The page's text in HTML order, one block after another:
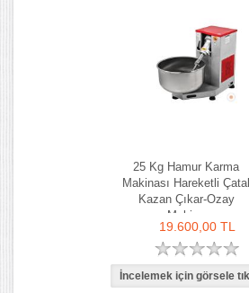
25 Kg Hamur Karma
Makinası Hareketli Çatal
Kazan Çıkar-Ozay
Makina
19.600,00 TL